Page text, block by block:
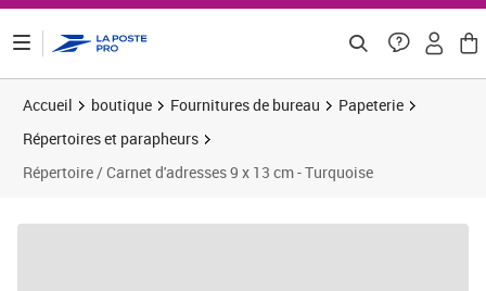
Accueil boutique Fournitures de bureau
Papeterie
Répertoires et parapheurs
Répertoire / Carnet d'adresses 9 x 13 cm - Turquoise